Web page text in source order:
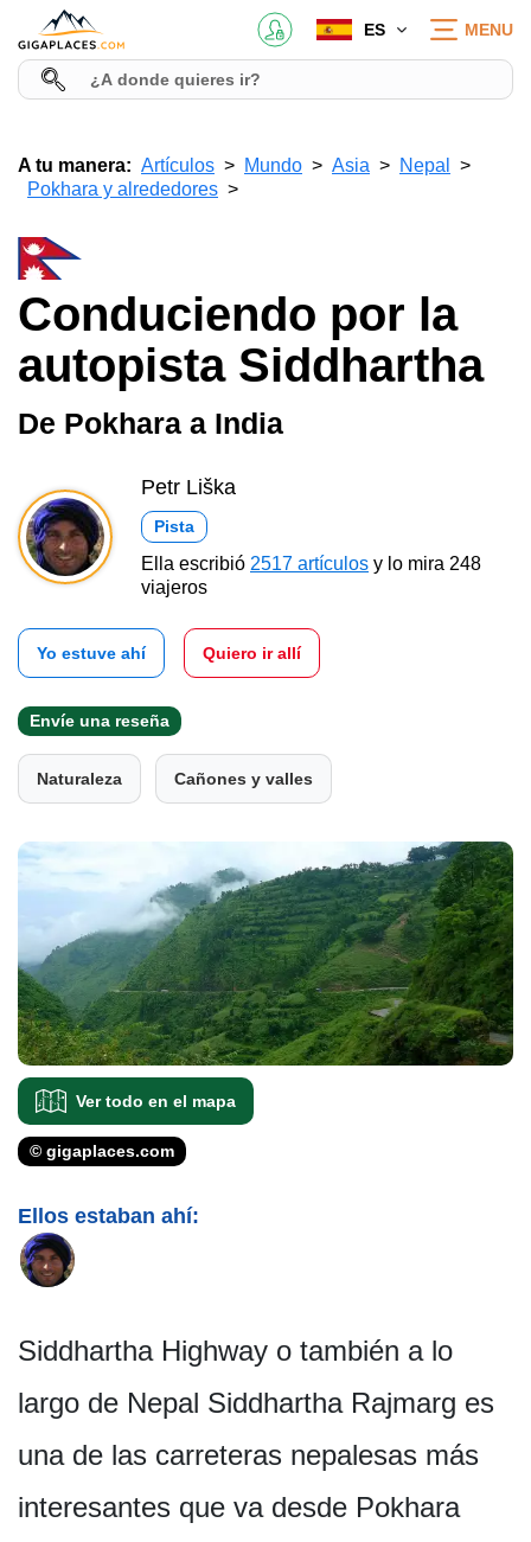
ES MENU
A tu manera: Artículos Mundo Asia
Nepal
Pokhara y alrededores
Conduciendo por la
autopista Siddhartha
De Pokhara a India
Petr Liška
Pista
Ella escribió 2517 artículos y lo mira 248
viajeros
Yo estuve ahí Quiero ir allí
Envíe una reseña
Naturaleza Cañones y valles
Ver todo en el mapa
© gigaplaces.com
Ellos estaban ahí:
Siddhartha Highway o también a lo
largo de Nepal Siddhartha Rajmarg es
una de las carreteras nepalesas más
interesantes que va desde Pokhara